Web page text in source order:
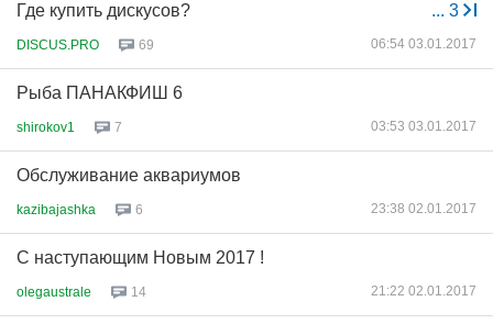
... 3
Где купить дискусов?
DISCUS.PRO 69 06:54 03.01.2017
Рыба ПАНАКФИШ 6
shirokov1 7 03:53 03.01.2017
Обслуживание аквариумов
kazibajashka 6 23:38 02.01.2017
С наступающим Новым 2017 !
olegaustrale 14 21:22 02.01.2017